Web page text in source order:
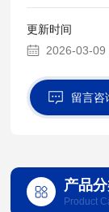
2.采用专有的的
3.Type-cUSB
控机或PLC；
更新时间
2026-03-09
留言咨
产品
Product